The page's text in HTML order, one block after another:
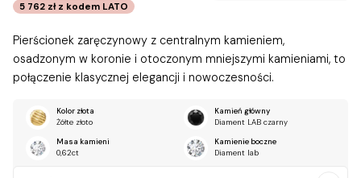
5 762 zł z kodem LATO
Pierścionek zaręczynowy z centralnym kamieniem,
osadzonym w koronie i otoczonym mniejszymi kamieniami, to
połączenie klasycznej elegancji i nowoczesności.
Kolor złota
Żółte złoto
Kamień główny
Diament LAB czarny
Masa kamieni
0,62ct
Kamienie boczne
Diament lab